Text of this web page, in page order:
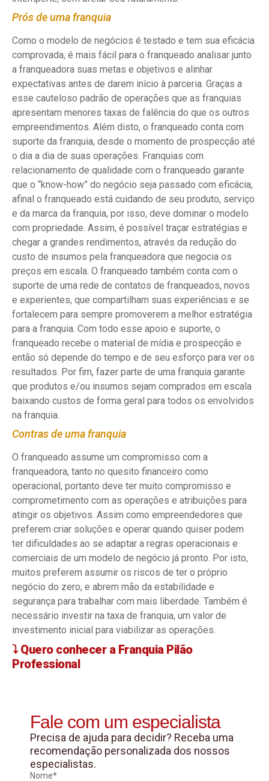
Prós de uma franquia
Como o modelo de negócios é testado e tem sua eficácia
comprovada, é mais fácil para o franqueado analisar junto
a franqueadora suas metas e objetivos e alinhar
expectativas antes de darem início à parceria. Graças a
esse cauteloso padrão de operações que as franquias
apresentam menores taxas de falência do que os outros
empreendimentos. Além disto, o franqueado conta com
suporte da franquia, desde o momento de prospecção até
o dia a dia de suas operações. Franquias com
relacionamento de qualidade com o franqueado garante
que o “know-how” do negócio seja passado com eficácia,
afinal o franqueado está cuidando de seu produto, serviço
e da marca da franquia, por isso, deve dominar o modelo
com propriedade. Assim, é possível traçar estratégias e
chegar a grandes rendimentos, através da redução do
custo de insumos pela franqueadora que negocia os
preços em escala. O franqueado também conta com o
suporte de uma rede de contatos de franqueados, novos
e experientes, que compartilham suas experiências e se
fortalecem para sempre promoverem a melhor estratégia
para a franquia. Com todo esse apoio e suporte, o
franqueado recebe o material de mídia e prospecção e
então só depende do tempo e de seu esforço para ver os
resultados. Por fim, fazer parte de uma franquia garante
que produtos e/ou insumos sejam comprados em escala
baixando custos de forma geral para todos os envolvidos
na franquia.
Contras de uma franquia
O franqueado assume um compromisso com a
franqueadora, tanto no quesito financeiro como
operacional, portanto deve ter muito compromisso e
comprometimento com as operações e atribuições para
atingir os objetivos. Assim como empreendedores que
preferem criar soluções e operar quando quiser podem
ter dificuldades ao se adaptar a regras operacionais e
comerciais de um modelo de negócio já pronto. Por isto,
muitos preferem assumir os riscos de ter o próprio
negócio do zero, e abrem mão da estabilidade e
segurança para trabalhar com mais liberdade. Também é
necessário investir na taxa de franquia, um valor de
investimento inicial para viabilizar as operações.
⤵️ Quero conhecer a Franquia Pilão
Professional
Fale com um especialista
Precisa de ajuda para decidir? Receba uma
recomendação personalizada dos nossos
especialistas.
Nome*